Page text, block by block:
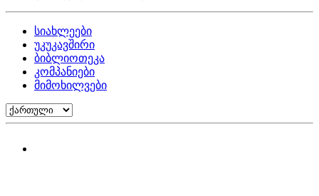
სიახლეები
უკუკავშირი
ბიბლიოთეკა
კომპანიები
მიმოხილვები